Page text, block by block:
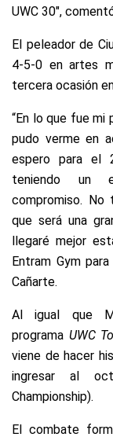
UWC 30″,
El peleador de
4-5-0 en artes
tercera ocasión
“En lo que fue mi
pudo verme en
espero para el
teniendo un
compromiso. No
que será una
llegaré mejor
Entram Gym
Cañarte.
Al igual que
programa UWC
viene de hacer
ingresar al
Championship).
El combate